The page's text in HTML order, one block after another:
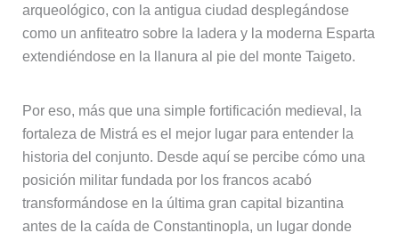
arqueológico, con la antigua ciudad desplegándose
como un anfiteatro sobre la ladera y la moderna Esparta
extendiéndose en la llanura al pie del monte Taigeto.
Por eso, más que una simple fortificación medieval, la
fortaleza de Mistrá es el mejor lugar para entender la
historia del conjunto. Desde aquí se percibe cómo una
posición militar fundada por los francos acabó
transformándose en la última gran capital bizantina
antes de la caída de Constantinopla, un lugar donde